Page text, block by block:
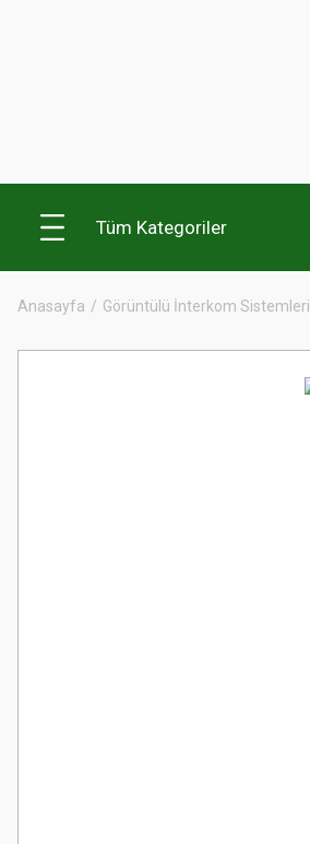
Tüm Kategoriler
Anasayfa Görüntülü İnterkom Sistemleri